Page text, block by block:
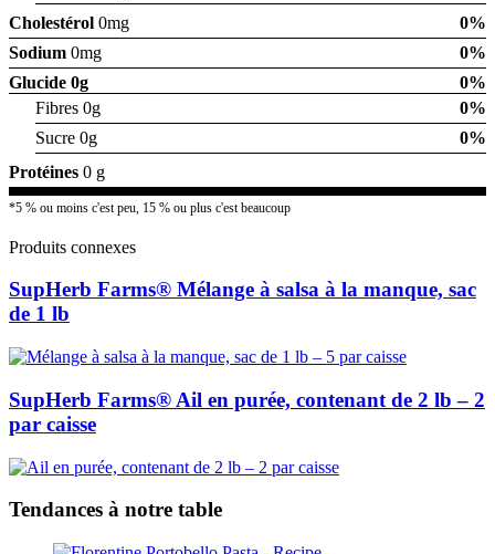
Cholestérol 0mg
0%
Sodium 0mg
0%
Glucide 0g
0%
Fibres 0g
0%
Sucre 0g
0%
Protéines 0 g
*5 % ou moins c'est peu, 15 % ou plus c'est beaucoup
Produits connexes
SupHerb Farms® Mélange à salsa à la manque, sac
de 1 lb
SupHerb Farms® Ail en purée, contenant de 2 lb – 2
par caisse
Tendances à notre table